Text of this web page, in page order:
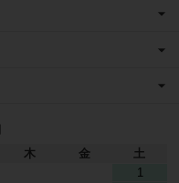
木 金
土
1